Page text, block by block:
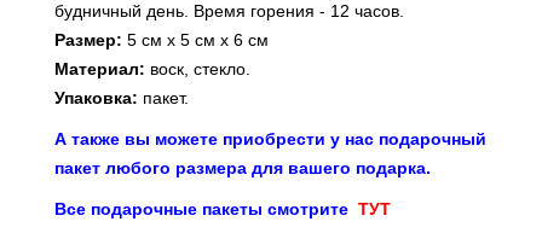
будничный день. Время горения - 12 часов.
Размер: 5 см х 5 см х 6 см
Материал: воск, стекло.
Упаковка: пакет.
А также вы можете приобрести у нас подарочный
пакет любого размера для вашего подарка.
Все подарочные пакеты смотрите ТУТ